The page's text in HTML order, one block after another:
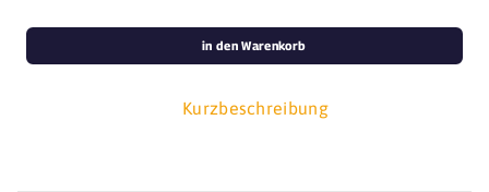
Kurzbeschreibung
in den Warenkorb